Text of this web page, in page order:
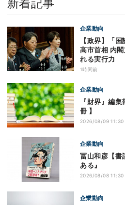
新着記事
企業動向
【政界】「
高市首相 内
れる実行力
1時間前
企業動向
『財界』編
冊 】
2026/08/09 11:30
企業動向
冨山和彦【書
ある』
2026/08/08 11:30
企業動向